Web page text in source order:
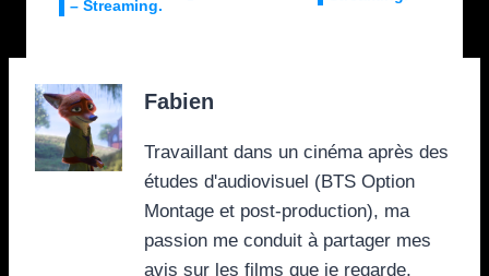
– Streaming.
Fabien
Travaillant dans un cinéma après des
études d'audiovisuel (BTS Option
Montage et post-production), ma
passion me conduit à partager mes
avis sur les films que je regarde,